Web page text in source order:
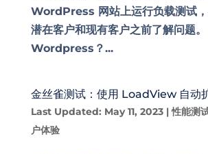
WordPress 网站上运行负载测试
潜在客户和现有客户之前了解问题
Wordpress？...
金丝雀测试：使用 LoadView 自动
Last Updated: May 11, 2023|性能测
户体验